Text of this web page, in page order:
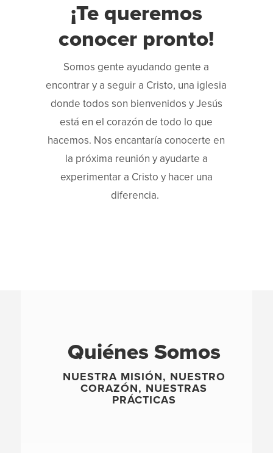
¡Te queremos
conocer pronto!
Somos gente ayudando gente a
encontrar y a seguir a Cristo, una iglesia
donde todos son bienvenidos y Jesús
está en el corazón de todo lo que
hacemos. Nos encantaría conocerte en
la próxima reunión y ayudarte a
experimentar a Cristo y hacer una
diferencia.
Quiénes Somos
NUESTRA MISIÓN, NUESTRO
CORAZÓN, NUESTRAS
PRÁCTICAS